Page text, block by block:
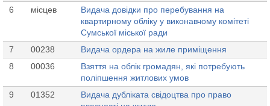
6
місцев
Видача довідки про перебування на
квартирному обліку у виконавчому комітеті
Сумської міської ради
7
00238
Видача ордера на жиле приміщення
8
00036
Взяття на облік громадян, які потребують
поліпшення житлових умов
9
01352
Видача дубліката свідоцтва про право